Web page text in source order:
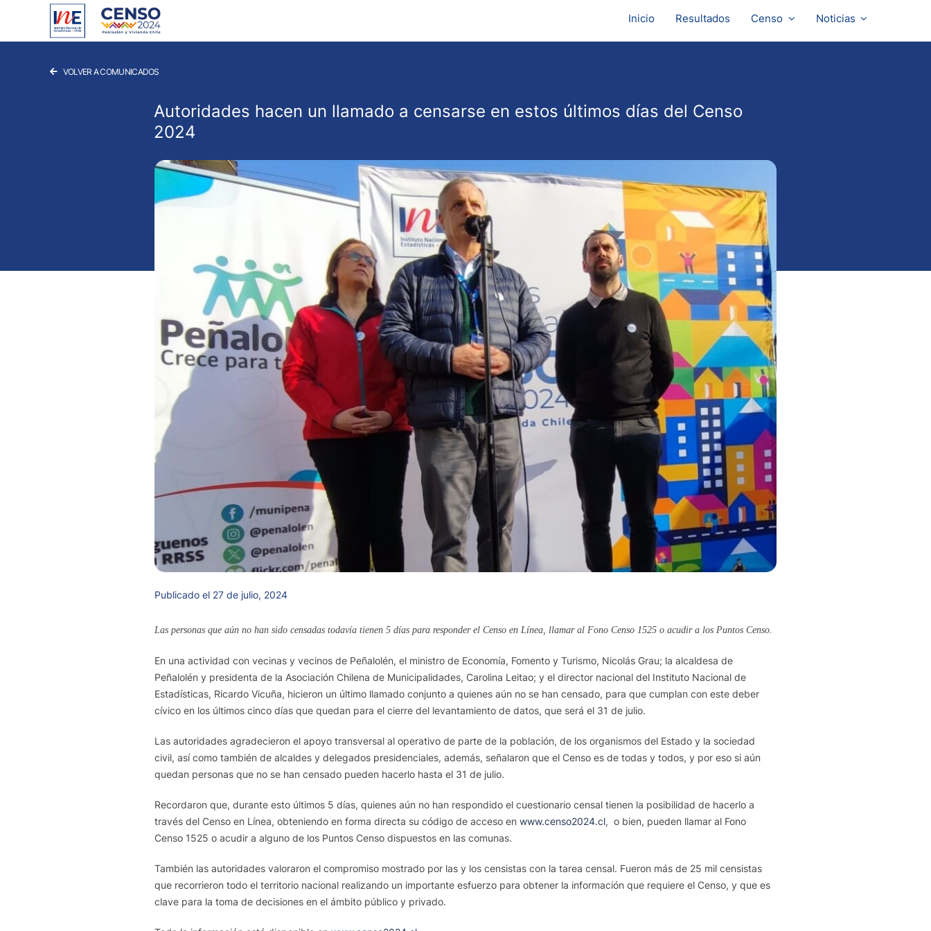
content
Inicio Resultados Censo Noticias
VOLVER A COMUNICADOS
Autoridades hacen un llamado a censarse en estos últimos días del Censo
2024
Publicado el 27 de julio, 2024
Las personas que aún no han sido censadas todavía tienen 5 días para responder el Censo en Línea, llamar al Fono Censo 1525 o acudir a los Puntos Censo.
En una actividad con vecinas y vecinos de Peñalolén, el ministro de Economía, Fomento y Turismo, Nicolás Grau; la alcaldesa de
Peñalolén y presidenta de la Asociación Chilena de Municipalidades, Carolina Leitao; y el director nacional del Instituto Nacional de
Estadísticas, Ricardo Vicuña, hicieron un último llamado conjunto a quienes aún no se han censado, para que cumplan con este deber
cívico en los últimos cinco días que quedan para el cierre del levantamiento de datos, que será el 31 de julio.
Las autoridades agradecieron el apoyo transversal al operativo de parte de la población, de los organismos del Estado y la sociedad
civil, así como también de alcaldes y delegados presidenciales, además, señalaron que el Censo es de todas y todos, y por eso si aún
quedan personas que no se han censado pueden hacerlo hasta el 31 de julio.
Recordaron que, durante esto últimos 5 días, quienes aún no han respondido el cuestionario censal tienen la posibilidad de hacerlo a
través del Censo en Línea, obteniendo en forma directa su código de acceso enwww.censo2024.cl, o bien, pueden llamar al Fono
Censo 1525 o acudir a alguno de los Puntos Censo dispuestos en las comunas.
También las autoridades valoraron el compromiso mostrado por las y los censistas con la tarea censal. Fueron más de 25 mil censistas
que recorrieron todo el territorio nacional realizando un importante esfuerzo para obtener la información que requiere el Censo, y que es
clave para la toma de decisiones en el ámbito público y privado.